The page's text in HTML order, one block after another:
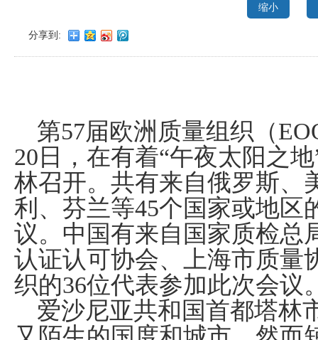
缩小
分享到:
第57届欧洲质量组织（
20 日，在有着“午夜太阳之
林召开。共有来自俄罗斯、
利、芬兰等45个国家或地区
议。中国有来自国家质检总
认证认可协会、上海市质量
织的36位代表参加此次会议
爱沙尼亚共和国首都塔林